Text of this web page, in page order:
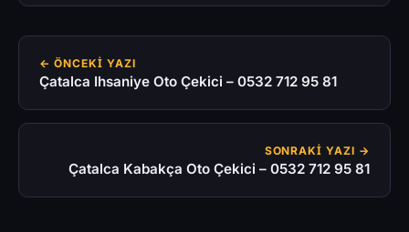
← ÖNCEKI YAZI
Çatalca Ihsaniye Oto Çekici – 0532 712 95 81
SONRAKI YAZI →
Çatalca Kabakça Oto Çekici – 0532 712 95 81